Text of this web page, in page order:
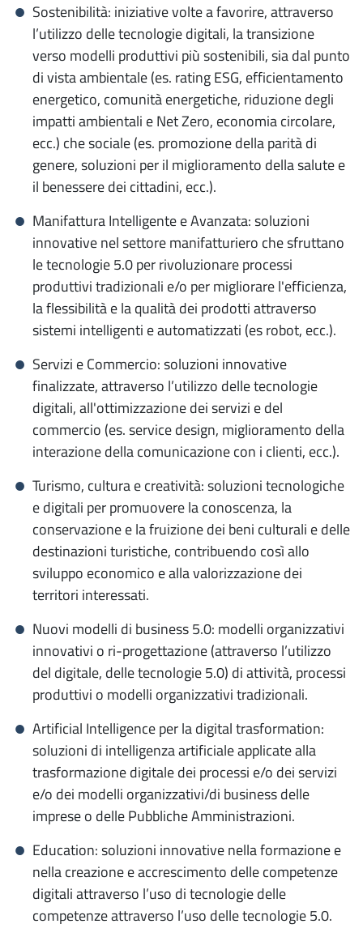
Sostenibilità: iniziative volte a favorire, attraverso
l’utilizzo delle tecnologie digitali, la transizione
verso modelli produttivi più sostenibili, sia dal punto
di vista ambientale (es. rating ESG, efficientamento
energetico, comunità energetiche, riduzione degli
impatti ambientali e Net Zero, economia circolare,
ecc.) che sociale (es. promozione della parità di
genere, soluzioni per il miglioramento della salute e
il benessere dei cittadini, ecc.).
Manifattura Intelligente e Avanzata: soluzioni
innovative nel settore manifatturiero che sfruttano
le tecnologie 5.0 per rivoluzionare processi
produttivi tradizionali e/o per migliorare l'efficienza,
la flessibilità e la qualità dei prodotti attraverso
sistemi intelligenti e automatizzati (es robot, ecc.).
Servizi e Commercio: soluzioni innovative
finalizzate, attraverso l’utilizzo delle tecnologie
digitali, all'ottimizzazione dei servizi e del
commercio (es. service design, miglioramento della
interazione della comunicazione con i clienti, ecc.).
Turismo, cultura e creatività: soluzioni tecnologiche
e digitali per promuovere la conoscenza, la
conservazione e la fruizione dei beni culturali e delle
destinazioni turistiche, contribuendo così allo
sviluppo economico e alla valorizzazione dei
territori interessati.
Nuovi modelli di business 5.0: modelli organizzativi
innovativi o ri-progettazione (attraverso l’utilizzo
del digitale, delle tecnologie 5.0) di attività, processi
produttivi o modelli organizzativi tradizionali.
Artificial Intelligence per la digital trasformation:
soluzioni di intelligenza artificiale applicate alla
trasformazione digitale dei processi e/o dei servizi
e/o dei modelli organizzativi/di business delle
imprese o delle Pubbliche Amministrazioni.
Education: soluzioni innovative nella formazione e
nella creazione e accrescimento delle competenze
digitali attraverso l’uso di tecnologie delle
competenze attraverso l’uso delle tecnologie 5.0.